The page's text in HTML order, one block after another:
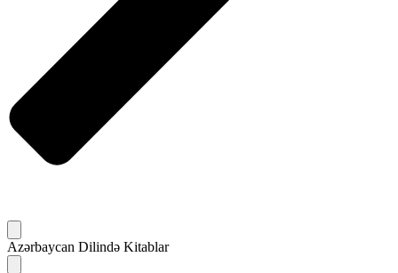
Azərbaycan Dilində Kitablar